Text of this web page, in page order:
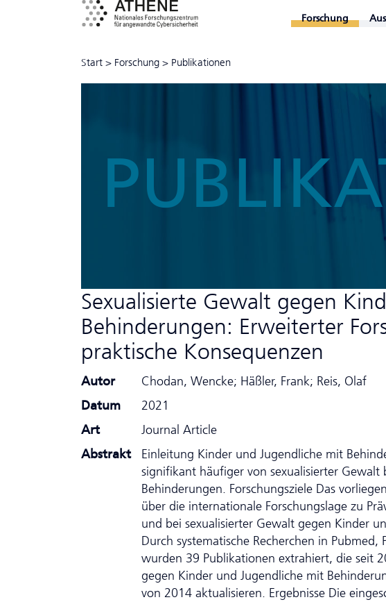
Forschung
Start > Forschung > Publikationen
Sexualisierte Gewalt gegen
Behinderungen: Erweiterter
praktische Konsequenzen
Autor
Chodan, Wencke; Häßler, Frank; Reis, Olaf
Datum
2021
Art
Journal Article
Abstrakt
Einleitung Kinder und Jugendliche mit
signifikant häufiger von sexualisierter
Behinderungen. Forschungsziele Das
über die inter­nationale Forschungslage zu
und bei sexualisierter Gewalt gegen Kinder
Durch systematische Recherchen in Pubmed,
wurden 39 Publikationen extrahiert, die seit
gegen Kinder und Jugendliche mit
von 2014 aktualisieren. Ergebnisse Die